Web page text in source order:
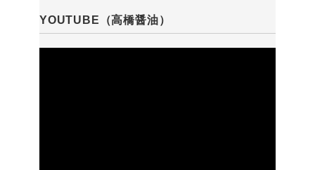
YOUTUBE（高橋醤油）